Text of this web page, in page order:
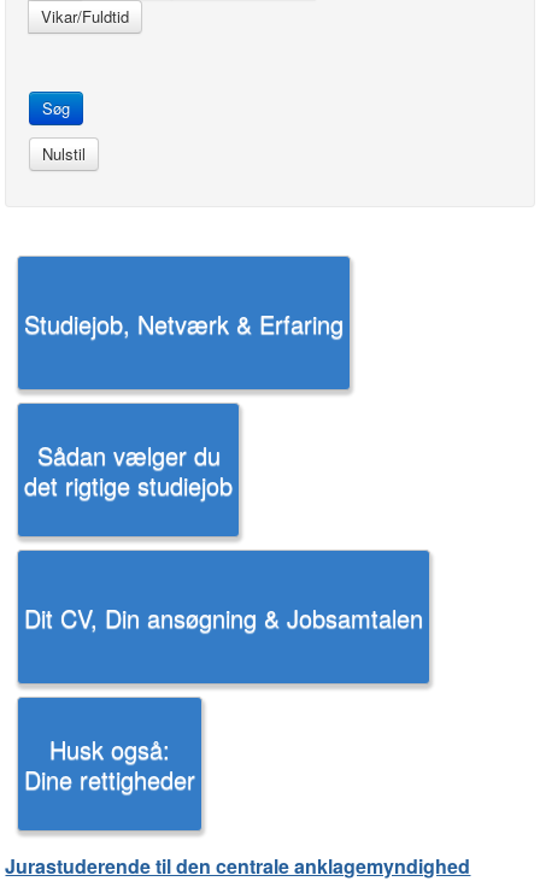
Vikar/Fuldtid
Studiejob, Netværk & Erfaring
Sådan vælger du
det rigtige studiejob
Dit CV, Din ansøgning & Jobsamtalen
Husk også:
Dine rettigheder
Jurastuderende til den centrale anklagemyndighed